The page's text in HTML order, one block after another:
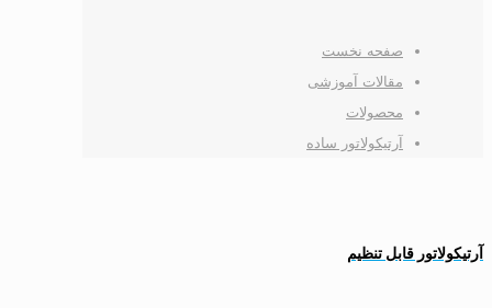
صفحه نخست
مقالات آموزشی
محصولات
آرتیکولاتور ساده
آرتیکولاتور قابل تنظیم